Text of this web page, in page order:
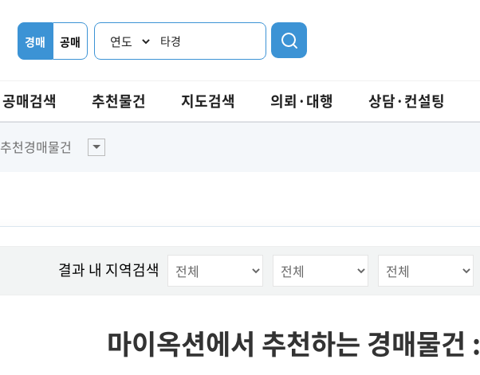
경매 공매 타경
공매검색 추천물건 지도검색 의뢰·대행 상담·컨설팅
추천경매물건
결과 내 지역검색
마이옥션에서 추천하는 경매물건 :